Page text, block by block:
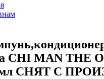
CHI MAN THE
мл СНЯТ С